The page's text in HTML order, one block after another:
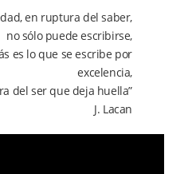
en ruptura del saber,
no sólo puede escribirse,
es lo que se escribe por
excelencia,
del ser que deja huella”
J. Lacan